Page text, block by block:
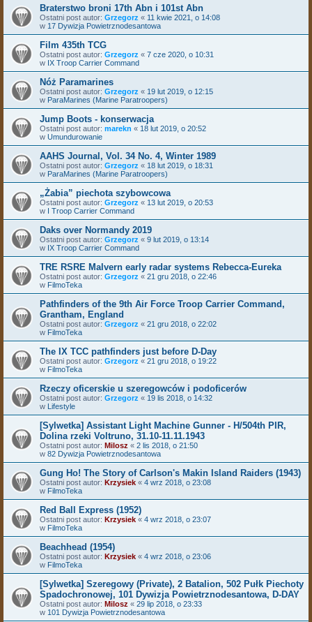
Braterstwo broni 17th Abn i 101st Abn
Ostatni post autor: Grzegorz « 11 kwie 2021, o 14:08
w 17 Dywizja Powietrznodesantowa
Film 435th TCG
Ostatni post autor: Grzegorz « 7 cze 2020, o 10:31
w IX Troop Carrier Command
Nóż Paramarines
Ostatni post autor: Grzegorz « 19 lut 2019, o 12:15
w ParaMarines (Marine Paratroopers)
Jump Boots - konserwacja
Ostatni post autor: marekn « 18 lut 2019, o 20:52
w Umundurowanie
AAHS Journal, Vol. 34 No. 4, Winter 1989
Ostatni post autor: Grzegorz « 18 lut 2019, o 18:31
w ParaMarines (Marine Paratroopers)
„Żabia” piechota szybowcowa
Ostatni post autor: Grzegorz « 13 lut 2019, o 20:53
w I Troop Carrier Command
Daks over Normandy 2019
Ostatni post autor: Grzegorz « 9 lut 2019, o 13:14
w IX Troop Carrier Command
TRE RSRE Malvern early radar systems Rebecca-Eureka
Ostatni post autor: Grzegorz « 21 gru 2018, o 22:46
w FilmoTeka
Pathfinders of the 9th Air Force Troop Carrier Command,
Grantham, England
Ostatni post autor: Grzegorz « 21 gru 2018, o 22:02
w FilmoTeka
The IX TCC pathfinders just before D-Day
Ostatni post autor: Grzegorz « 21 gru 2018, o 19:22
w FilmoTeka
Rzeczy oficerskie u szeregowców i podoficerów
Ostatni post autor: Grzegorz « 19 lis 2018, o 14:32
w Lifestyle
[Sylwetka] Assistant Light Machine Gunner - H/504th PIR,
Dolina rzeki Voltruno, 31.10-11.11.1943
Ostatni post autor: Milosz « 2 lis 2018, o 21:50
w 82 Dywizja Powietrznodesantowa
Gung Ho! The Story of Carlson's Makin Island Raiders (1943)
Ostatni post autor: Krzysiek « 4 wrz 2018, o 23:08
w FilmoTeka
Red Ball Express (1952)
Ostatni post autor: Krzysiek « 4 wrz 2018, o 23:07
w FilmoTeka
Beachhead (1954)
Ostatni post autor: Krzysiek « 4 wrz 2018, o 23:06
w FilmoTeka
[Sylwetka] Szeregowy (Private), 2 Batalion, 502 Pułk Piechoty
Spadochronowej, 101 Dywizja Powietrznodesantowa, D-DAY
Ostatni post autor: Milosz « 29 lip 2018, o 23:33
w 101 Dywizja Powietrznodesantowa